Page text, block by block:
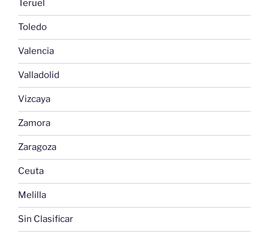
Teruel
Toledo
Valencia
Valladolid
Vizcaya
Zamora
Zaragoza
Ceuta
Melilla
Sin Clasificar